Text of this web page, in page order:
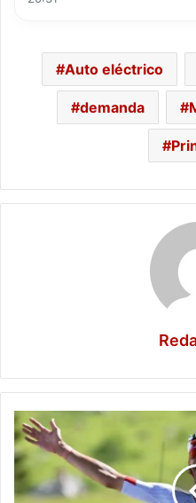
Auto eléctrico
demanda
Isaac
del
Toro
gana
segunda